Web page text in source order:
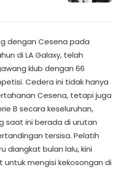
dengan Cesena pada
di LA Galaxy, telah
klub dengan 66
Cedera ini tidak hanya
Cesena, tetapi juga
B secara keseluruhan,
saat ini berada di urutan
tersisa. Pelatih
diangkat bulan lalu, kini
mengisi kekosongan di